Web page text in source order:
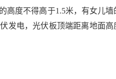
高度不得高于1.5米，有女儿墙
发电，光伏板顶端距离地面高